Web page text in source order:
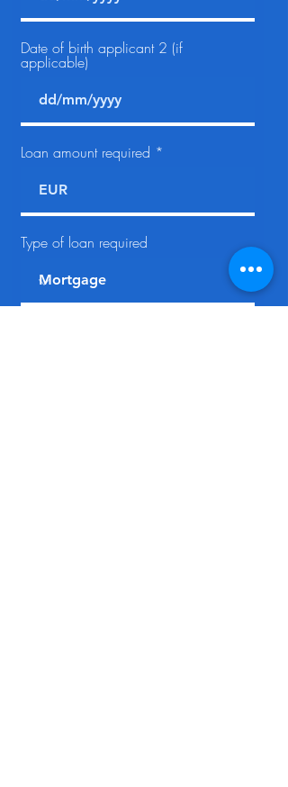
Date of birth applicant 2 (if
applicable)
Loan amount required
Type of loan required